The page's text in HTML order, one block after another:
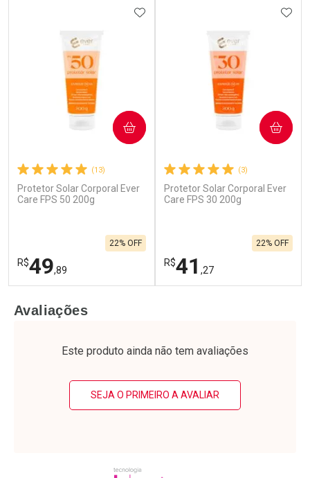
(13)
Protetor Solar Corporal Ever
Care FPS 50 200g
R$49,89
22% OFF
ADICIONAR AOS FAVORITOS
COMPRAR
Laboratório
Por Menos
(3)
Protetor Solar Corporal Ever
Care FPS 30 200g
R$41 ,27
22% OFF
COMPRAR
Laboratório
Por Menos
Avaliações
Este produto ainda não tem avaliações
SEJA O PRIMEIRO A AVALIAR